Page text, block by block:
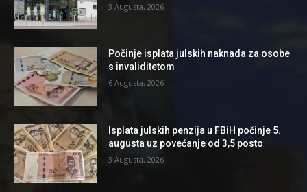
3 Augusta, 2026
Počinje isplata julskih naknada za osobe
s invaliditetom
6 Augusta, 2026
Isplata julskih penzija u FBiH počinje 5.
augusta uz povećanje od 3,5 posto
3 Augusta, 2026